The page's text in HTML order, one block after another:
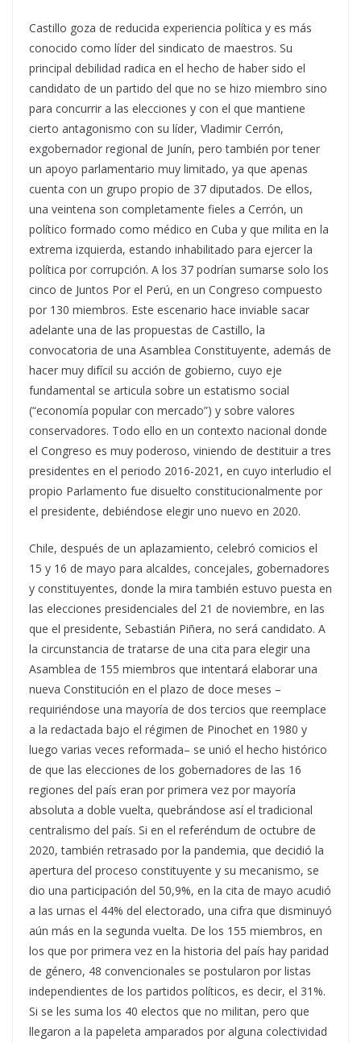
Castillo goza de reducida experiencia política y es más
conocido como líder del sindicato de maestros. Su
principal debilidad radica en el hecho de haber sido el
candidato de un partido del que no se hizo miembro sino
para concurrir a las elecciones y con el que mantiene
cierto antagonismo con su líder, Vladimir Cerrón,
exgobernador regional de Junín, pero también por tener
un apoyo parlamentario muy limitado, ya que apenas
cuenta con un grupo propio de 37 diputados. De ellos,
una veintena son completamente fieles a Cerrón, un
político formado como médico en Cuba y que milita en la
extrema izquierda, estando inhabilitado para ejercer la
política por corrupción. A los 37 podrían sumarse solo los
cinco de Juntos Por el Perú, en un Congreso compuesto
por 130 miembros. Este escenario hace inviable sacar
adelante una de las propuestas de Castillo, la
convocatoria de una Asamblea Constituyente, además de
hacer muy difícil su acción de gobierno, cuyo eje
fundamental se articula sobre un estatismo social
(“economía popular con mercado”) y sobre valores
conservadores. Todo ello en un contexto nacional donde
el Congreso es muy poderoso, viniendo de destituir a tres
presidentes en el periodo 2016-2021, en cuyo interludio el
propio Parlamento fue disuelto constitucionalmente por
el presidente, debiéndose elegir uno nuevo en 2020.
Chile, después de un aplazamiento, celebró comicios el
15 y 16 de mayo para alcaldes, concejales, gobernadores
y constituyentes, donde la mira también estuvo puesta en
las elecciones presidenciales del 21 de noviembre, en las
que el presidente, Sebastián Piñera, no será candidato. A
la circunstancia de tratarse de una cita para elegir una
Asamblea de 155 miembros que intentará elaborar una
nueva Constitución en el plazo de doce meses –
requiriéndose una mayoría de dos tercios que reemplace
a la redactada bajo el régimen de Pinochet en 1980 y
luego varias veces reformada– se unió el hecho histórico
de que las elecciones de los gobernadores de las 16
regiones del país eran por primera vez por mayoría
absoluta a doble vuelta, quebrándose así el tradicional
centralismo del país. Si en el referéndum de octubre de
2020, también retrasado por la pandemia, que decidió la
apertura del proceso constituyente y su mecanismo, se
dio una participación del 50,9%, en la cita de mayo acudió
a las urnas el 44% del electorado, una cifra que disminuyó
aún más en la segunda vuelta. De los 155 miembros, en
los que por primera vez en la historia del país hay paridad
de género, 48 convencionales se postularon por listas
independientes de los partidos políticos, es decir, el 31%.
Si se les suma los 40 electos que no militan, pero que
llegaron a la papeleta amparados por alguna colectividad